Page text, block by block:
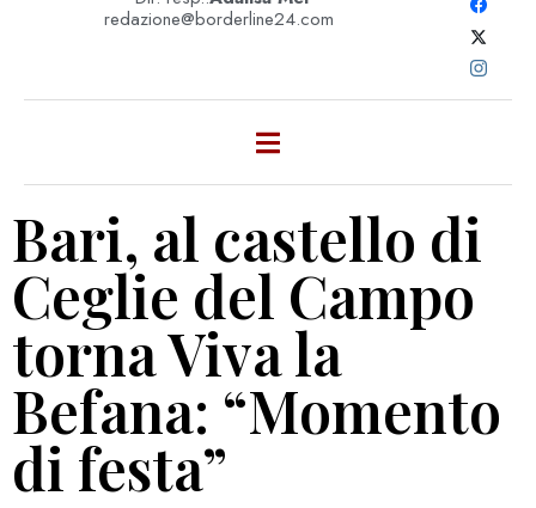
redazione@borderline24.com
Bari, al castello di
Ceglie del Campo
torna Viva la
Befana: “Momento
di festa”